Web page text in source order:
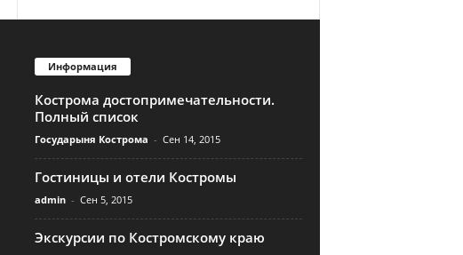
Информация
Кострома достопримечательности.
Полный список
Государыня Кострома - Сен 14, 2015
Гостиницы и отели Костромы
admin - Сен 5, 2015
Экскурсии по Костромскому краю